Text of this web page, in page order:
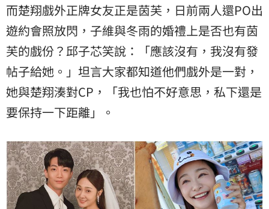
而楚翔戲外正牌女友正是茵芙，日前兩人還PO出
遊約會照放閃，子維與冬雨的婚禮上是否也有茵
芙的戲份？邱子芯笑說：「應該沒有，我沒有發
帖子給她。」坦言大家都知道他們戲外是一對，
她與楚翔湊對CP，「我也怕不好意思，私下還是
要保持一下距離」。